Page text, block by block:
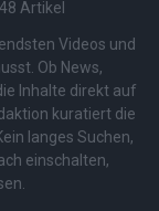
Artikel
Videos und
Ob News,
Inhalte direkt auf
kuratiert die
langes Suchen,
einschalten,